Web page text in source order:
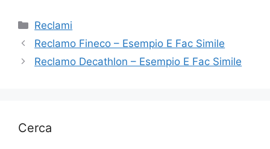
Categorie
Reclami
Reclamo Fineco – Esempio E Fac Simile
Reclamo Decathlon – Esempio E Fac Simile
Cerca